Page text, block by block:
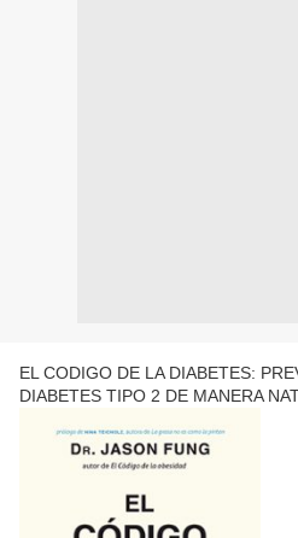
EL CODIGO DE LA DIABETES:
DIABETES TIPO 2 DE MANERA